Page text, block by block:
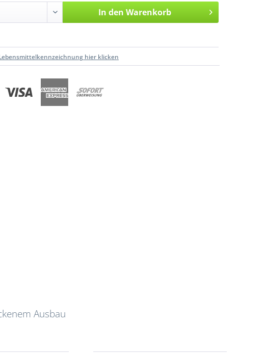
In den Warenkorb
hier klicken
Ausbau